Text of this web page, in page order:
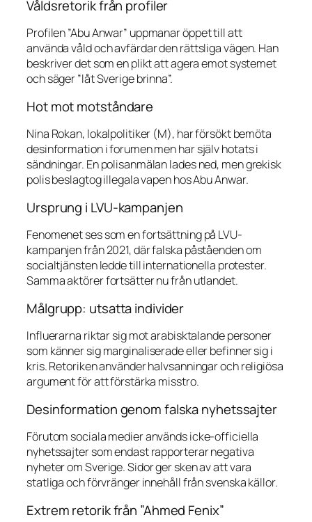
Våldsretorik från profiler
Profilen ”Abu Anwar” uppmanar öppet till att
använda våld och avfärdar den rättsliga vägen. Han
beskriver det som en plikt att agera emot systemet
och säger ”låt Sverige brinna”.
Hot mot motståndare
Nina Rokan, lokalpolitiker (M), har försökt bemöta
desinformation i forumen men har själv hotats i
sändningar. En polisanmälan lades ned, men grekisk
polis beslagtog illegala vapen hos Abu Anwar.
Ursprung i LVU-kampanjen
Fenomenet ses som en fortsättning på LVU-
kampanjen från 2021, där falska påståenden om
socialtjänsten ledde till internationella protester.
Samma aktörer fortsätter nu från utlandet.
Målgrupp: utsatta individer
Influerarna riktar sig mot arabisktalande personer
som känner sig marginaliserade eller befinner sig i
kris. Retoriken använder halvsanningar och religiösa
argument för att förstärka misstro.
Desinformation genom falska nyhetssajter
Förutom sociala medier används icke-officiella
nyhetssajter som endast rapporterar negativa
nyheter om Sverige. Sidor ger sken av att vara
statliga och förvränger innehåll från svenska källor.
Extrem retorik från ”Ahmed Fenix”